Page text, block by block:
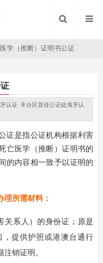
学（推断）证明书公证
认证 丰台区首佳公证处海牙认
证是指公证机构根据利害
亡医学（推断）证明书的
的内容相一致予以证明的
理所需材料：
关系人）的身份证；原是
提供护照或港澳台通行
销证明。